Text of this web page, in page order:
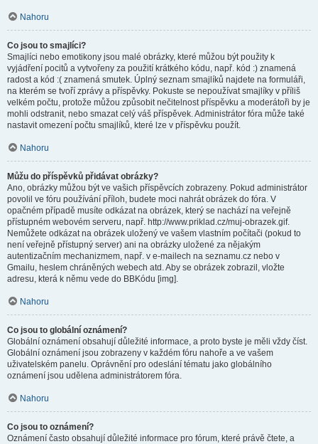
Nahoru
Co jsou to smajlíci?
Smajlíci nebo emotikony jsou malé obrázky, které můžou být použity k
vyjádření pocitů a vytvořeny za použití krátkého kódu, např. kód :) znamená
radost a kód :( znamená smutek. Úplný seznam smajlíků najdete na formuláři,
na kterém se tvoří zprávy a příspěvky. Pokuste se nepoužívat smajlíky v příliš
velkém počtu, protože můžou způsobit nečitelnost příspěvku a moderátoři by je
mohli odstranit, nebo smazat celý váš příspěvek. Administrátor fóra může také
nastavit omezení počtu smajlíků, které lze v příspěvku použít.
Nahoru
Můžu do příspěvků přidávat obrázky?
Ano, obrázky můžou být ve vašich příspěvcích zobrazeny. Pokud administrátor
povolil ve fóru používání příloh, budete moci nahrát obrázek do fóra. V
opačném případě musíte odkázat na obrázek, který se nachází na veřejně
přístupném webovém serveru, např. http://www.priklad.cz/muj-obrazek.gif.
Nemůžete odkázat na obrázek uložený ve vašem vlastním počítači (pokud to
není veřejně přístupný server) ani na obrázky uložené za nějakým
autentizačním mechanizmem, např. v e-mailech na seznamu.cz nebo v
Gmailu, heslem chráněných webech atd. Aby se obrázek zobrazil, vložte
adresu, která k němu vede do BBKódu [img].
Nahoru
Co jsou to globální oznámení?
Globální oznámení obsahují důležité informace, a proto byste je měli vždy číst.
Globální oznámení jsou zobrazeny v každém fóru nahoře a ve vašem
uživatelském panelu. Oprávnění pro odeslání tématu jako globálního
oznámení jsou udělena administrátorem fóra.
Nahoru
Co jsou to oznámení?
Oznámení často obsahují důležité informace pro fórum, které právě čtete, a